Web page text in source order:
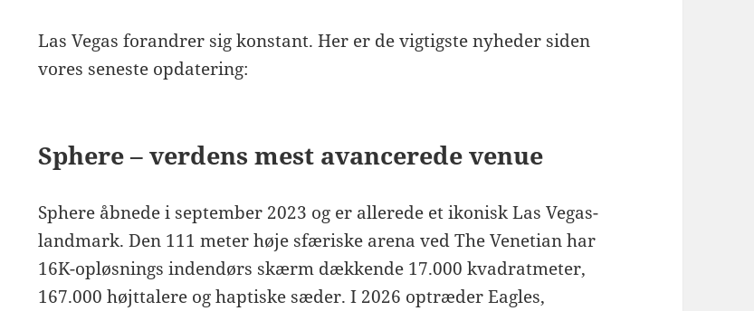
Las Vegas forandrer sig konstant. Her er de vigtigste nyheder siden
vores seneste opdatering:
Sphere – verdens mest avancerede venue
Sphere åbnede i september 2023 og er allerede et ikonisk Las Vegas-
landmark. Den 111 meter høje sfæriske arena ved The Venetian har
16K-opløsnings indendørs skærm dækkende 17.000 kvadratmeter,
167.000 højttalere og haptiske sæder. I 2026 optræder Eagles,